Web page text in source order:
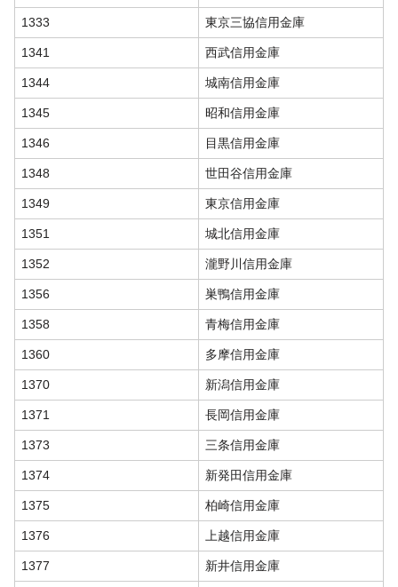
1333 東京三協信用金庫
1341 西武信用金庫
1344 城南信用金庫
1345 昭和信用金庫
1346 目黒信用金庫
1348 世田谷信用金庫
1349 東京信用金庫
1351 城北信用金庫
1352 瀧野川信用金庫
1356 巣鴨信用金庫
1358 青梅信用金庫
1360 多摩信用金庫
1370 新潟信用金庫
1371 長岡信用金庫
1373 三条信用金庫
1374 新発田信用金庫
1375 柏崎信用金庫
1376 上越信用金庫
1377 新井信用金庫